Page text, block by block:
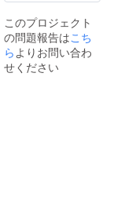
このプロジェクト
の問題報告はこち
ら よりお問い合わ
せください